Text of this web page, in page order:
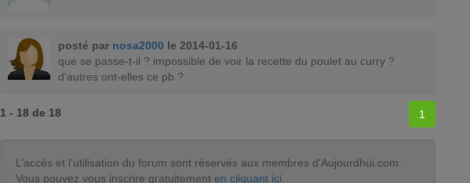
posté par nosa2000 le 2014-01-16
que se passe-t-il ? impossible de voir la recette du poulet au curry ?
d'autres ont-elles ce pb ?
1 - 18 de 18 1
L’accès et l’utilisation du forum sont réservés aux membres d'Aujourdhui.com.
Vous pouvez vous inscrire gratuitement en cliquant ici